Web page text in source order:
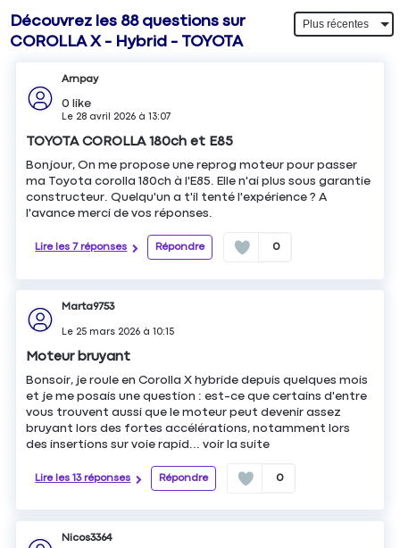
Découvrez les 88 questions sur
COROLLA X - Hybrid - TOYOTA
Arnpay
0 like
Le 28 avril 2026 à13:07
TOYOTA COROLLA 180ch et E85
Bonjour, On me propose une reprog moteur pour passer
ma Toyota corolla 180ch à l'E85. Elle n'ai plus sous garantie
constructeur. Quelqu'un a t'il tenté l'expérience ? A
l'avance merci de vos réponses.
Lire les 7 réponses Répondre 0
Marta9753
Le 25 mars 2026 à10:15
Moteur bruyant
Bonsoir, je roule en Corolla X hybride depuis quelques mois
et je me posais une question : est-ce que certains d'entre
vous trouvent aussi que le moteur peut devenir assez
bruyant lors des fortes accélérations, notamment lors
des insertions sur voie rapid...voir la suite
Lire les 13 réponses Répondre 0
Nicos3364